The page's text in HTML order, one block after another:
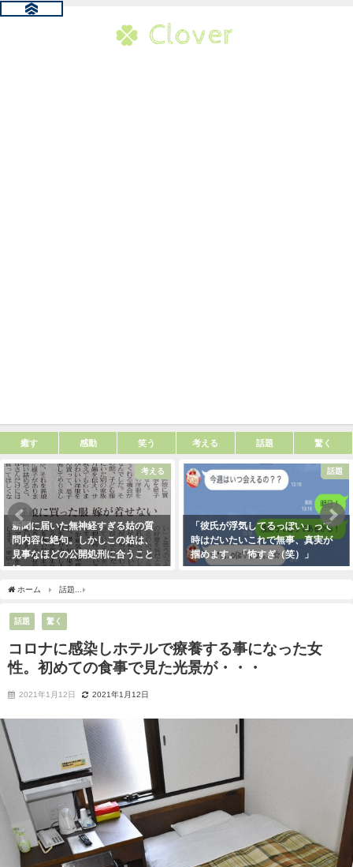
癒す 感動 笑う 考える 話題 驚く
考える
新聞に届いた無神経すぎる姑の質
問内容に絶句。しかしこの姑は、
見事なほどの公開処刑に合うこと
に・・・
2021年3月13日
話題
「彼氏が浮気してるっぽい」って
時はだいたいこれで無事、真実が
掴めます。「怖すぎ（笑）」
ホーム 話題
話題 驚く
コロナに感染しホテルで療養する事になった女
性。初めての食事で見た光景が・・・
2021年1月12日 2021年1月12日